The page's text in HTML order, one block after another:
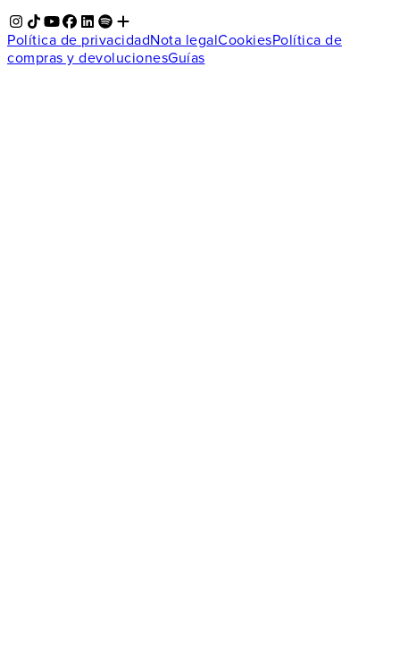
Política de privacidadNota legalCookiesPolítica de
compras y devolucionesGuías